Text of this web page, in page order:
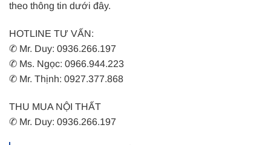
theo thông tin dưới đây.
HOTLINE TƯ VẤN:
✆ Mr. Duy: 0936.266.197
✆ Ms. Ngọc: 0966.944.223
✆ Mr. Thịnh: 0927.377.868
THU MUA NỘI THẤT
✆ Mr. Duy: 0936.266.197